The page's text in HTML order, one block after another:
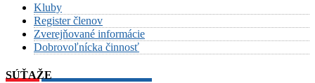
Kluby
Register členov
Zverejňované informácie
Dobrovoľnícka činnosť
SÚŤAŽE